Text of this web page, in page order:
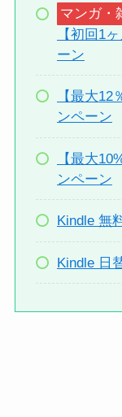
マンガ・
【初回1
ーン
【最大
ンペーン
【最大
ンペーン
Kindle 無
Kindle 日